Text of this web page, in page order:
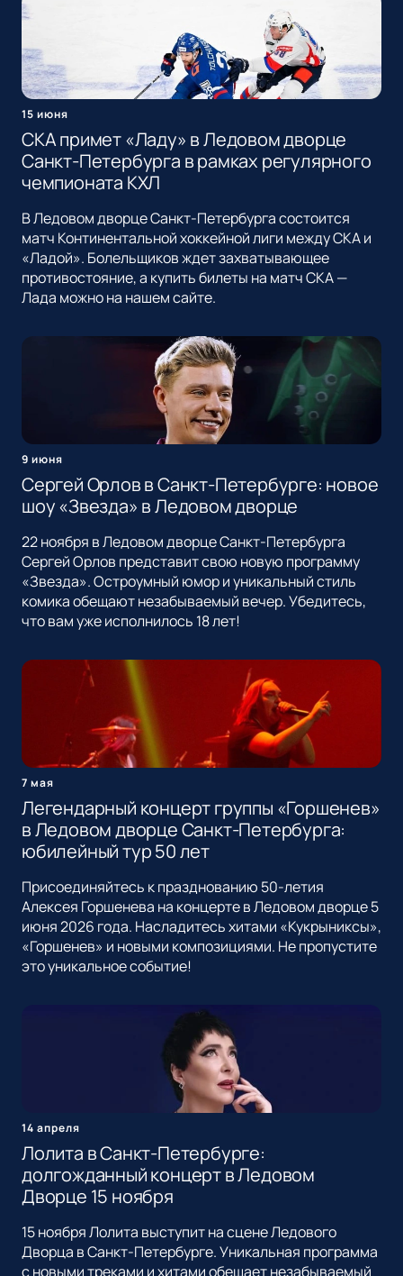
15 июня
СКА примет «Ладу» в Ледовом дворце
Санкт-Петербурга в рамках регулярного
чемпионата КХЛ
В Ледовом дворце Санкт-Петербурга состоится
матч Континентальной хоккейной лиги между СКА и
«Ладой». Болельщиков ждет захватывающее
противостояние, а купить билеты на матч СКА —
Лада можно на нашем сайте.
9 июня
Сергей Орлов в Санкт-Петербурге: новое
шоу «Звезда» в Ледовом дворце
22 ноября в Ледовом дворце Санкт-Петербурга
Сергей Орлов представит свою новую программу
«Звезда». Остроумный юмор и уникальный стиль
комика обещают незабываемый вечер. Убедитесь,
что вам уже исполнилось 18 лет!
7 мая
Легендарный концерт группы «Горшенев»
в Ледовом дворце Санкт-Петербурга:
юбилейный тур 50 лет
Присоединяйтесь к празднованию 50-летия
Алексея Горшенева на концерте в Ледовом дворце 5
июня 2026 года. Насладитесь хитами «Кукрыниксы»,
«Горшенев» и новыми композициями. Не пропустите
это уникальное событие!
14 апреля
Лолита в Санкт-Петербурге:
долгожданный концерт в Ледовом
Дворце 15 ноября
15 ноября Лолита выступит на сцене Ледового
Дворца в Санкт-Петербурге. Уникальная программа
с новыми треками и хитами обещает незабываемый